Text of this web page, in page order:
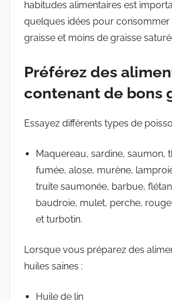
habitudes alimentaires est
quelques idées pour consommer
graisse et moins de graisse
Préférez des
contenant de bons
Essayez différents types de
Maquereau, sardine, saumon,
fumée, alose, murène,
truite saumonée, barbue,
baudroie, mulet, perche,
et turbotin.
Lorsque vous préparez des
huiles saines :
Huile de lin